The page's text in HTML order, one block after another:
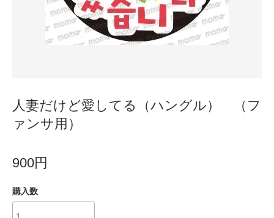
人妻だけど愛してる（ハングル） （フ
ァンサ用）
900円
購入数